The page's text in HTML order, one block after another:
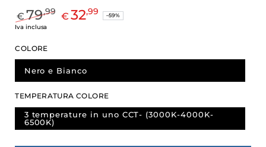
Prezzo
€ 79,99
liquidazione
€ 32,99 –59%
Iva inclusa
COLORE
Nero e Bianco
TEMPERATURA COLORE
3 temperature in uno CCT- (3000K-4000K-
6500K)